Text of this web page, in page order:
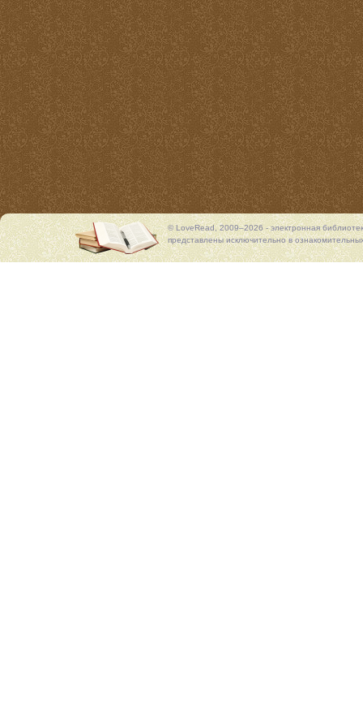
© LoveRead, 2009–2026 - электронная
представлены исключительно в